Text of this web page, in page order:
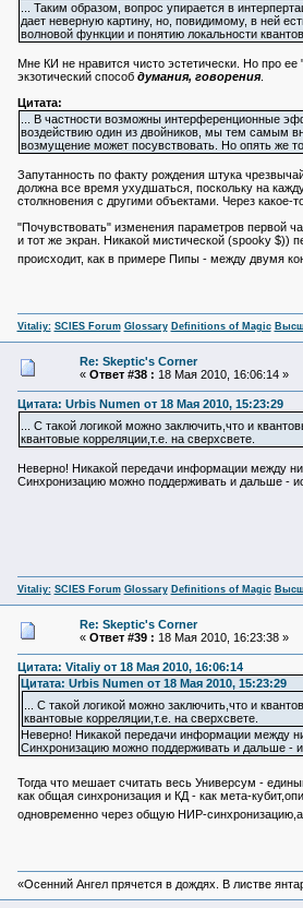
... Таким образом, вопрос упирается в
дает неверную картину, но, повидимому, в ней
волновой функции и понятию локальности
Мне КИ не нравится чисто эстетически. Но про
экзотический способ думания, говорения.
Цитата:
... В частности возможны интерференционные
воздействию один из двойников, мы тем самым
возмущение может посувствовать. Но опять же
Запутанность по факту рождения штука
должна все время ухудшаться, поскольку на
столкновения с другими объектами. Через какое-
"Почувствовать" изменения параметров первой
и тот же экран. Никакой мистической (spooky $))
происходит, как в примере Пипы - между двумя
Vitaliy: SCIES Forum Glossary Definitions of Magic
Re: Skeptic's Corner
« Ответ #38 : 18 Мая 2010, 16:06:14 »
Цитата: Urbis Numen от 18 Мая 2010, 15:23:29
... C такой логикой можно заключить,что и
квантовые корреляции,т.е. на сверхсвете.
Неверно! Никакой передачи информации между
Синхронизацию можно поддерживать и дальше -
Vitaliy: SCIES Forum Glossary Definitions of Magic
Re: Skeptic's Corner
« Ответ #39 : 18 Мая 2010, 16:23:38 »
Цитата: Vitaliy от 18 Мая 2010, 16:06:14
Цитата: Urbis Numen от 18 Мая 2010, 15:23:29
... C такой логикой можно заключить,что и
квантовые корреляции,т.е. на сверхсвете.
Неверно! Никакой передачи информации между
Синхронизацию можно поддерживать и дальше -
Тогда что мешает считать весь Универсум -
как общая синхронизация и КД - как мета-
одновременно через общую НИР-
«Осенний Ангел прячется в дождях. В листве